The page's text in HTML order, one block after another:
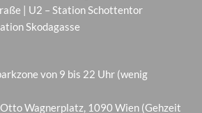
| U2 – Station Schottentor
Skodagasse
von 9 bis 22 Uhr (wenig
Otto Wagnerplatz, 1090 Wien (Gehzeit